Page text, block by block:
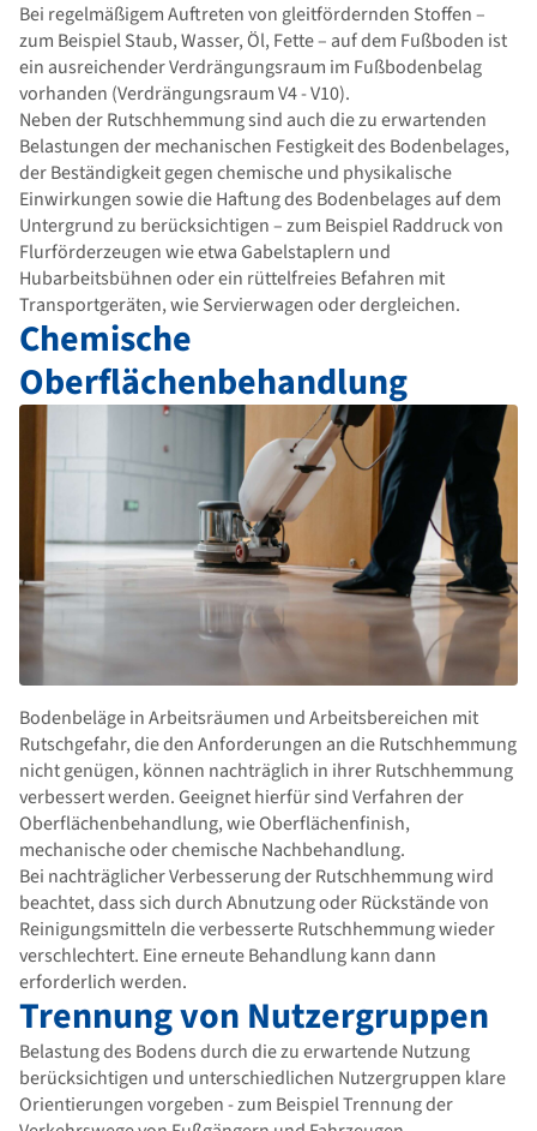
Bei regelmäßigem Auftreten von gleitfördernden Stoffen –
zum Beispiel Staub, Wasser, Öl, Fette – auf dem Fußboden ist
ein ausreichender Verdrängungsraum im Fußbodenbelag
vorhanden (Verdrängungsraum V4 - V10).
Neben der Rutschhemmung sind auch die zu erwartenden
Belastungen der mechanischen Festigkeit des Bodenbelages,
der Beständigkeit gegen chemische und physikalische
Einwirkungen sowie die Haftung des Bodenbelages auf dem
Untergrund zu berücksichtigen – zum Beispiel Raddruck von
Flurförderzeugen wie etwa Gabelstaplern und
Hubarbeitsbühnen oder ein rüttelfreies Befahren mit
Transportgeräten, wie Servierwagen oder dergleichen.
Chemische
Oberflächenbehandlung
Bodenbeläge in Arbeitsräumen und Arbeitsbereichen mit
Rutschgefahr, die den Anforderungen an die Rutschhemmung
nicht genügen, können nachträglich in ihrer Rutschhemmung
verbessert werden. Geeignet hierfür sind Verfahren der
Oberflächenbehandlung, wie Oberflächenfinish,
mechanische oder chemische Nachbehandlung.
Bei nachträglicher Verbesserung der Rutschhemmung wird
beachtet, dass sich durch Abnutzung oder Rückstände von
Reinigungsmitteln die verbesserte Rutschhemmung wieder
verschlechtert. Eine erneute Behandlung kann dann
erforderlich werden.
Trennung von Nutzergruppen
Belastung des Bodens durch die zu erwartende Nutzung
berücksichtigen und unterschiedlichen Nutzergruppen klare
Orientierungen vorgeben - zum Beispiel Trennung der